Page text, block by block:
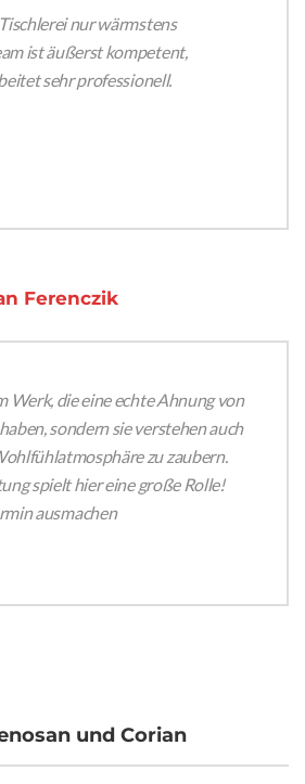
nur wärmstens
ist äußerst kompetent,
sehr professionell.
Ferenczik
Werk, die eine echte Ahnung von
sondern sie verstehen auch
zu zaubern.
spielt hier eine große Rolle!
ausmachen
und Corian